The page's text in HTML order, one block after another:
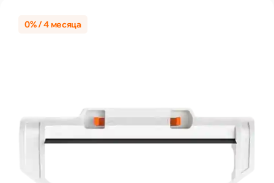
0% / 4 месяца